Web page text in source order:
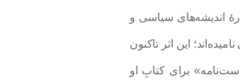
اندیشه‌های سیاسی و
این اثر تاکنون
برای کتابِ او